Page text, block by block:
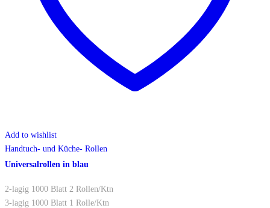
Add to wishlist
Handtuch- und Küche- Rollen
Universalrollen in blau
2-lagig 1000 Blatt 2 Rollen/Ktn
3-lagig 1000 Blatt 1 Rolle/Ktn